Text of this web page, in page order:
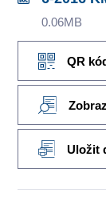
0.06MB
QR
Uložit